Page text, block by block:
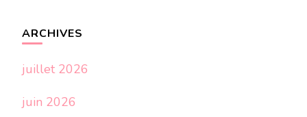
ARCHIVES
juillet 2026
juin 2026